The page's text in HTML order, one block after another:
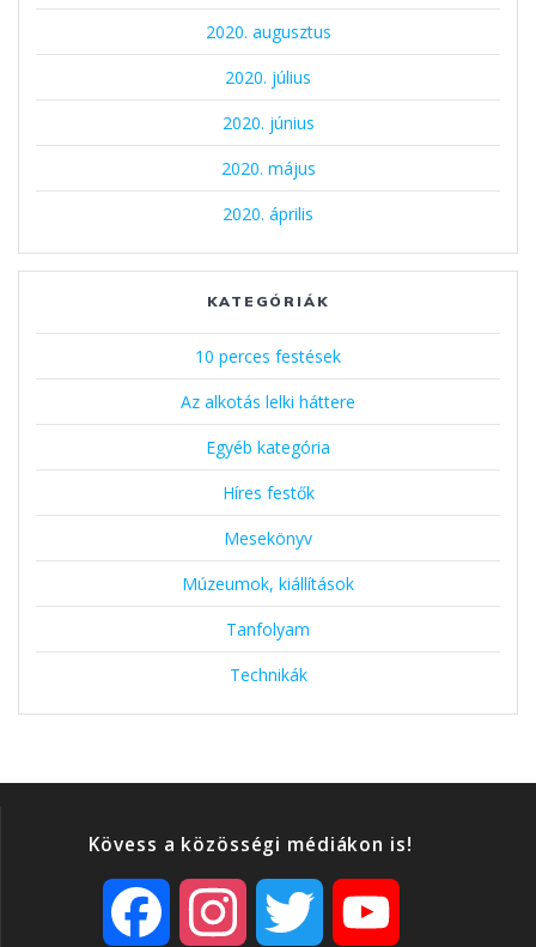
2020. augusztus
2020. július
2020. június
2020. május
2020. április
KATEGÓRIÁK
10 perces festések
Az alkotás lelki háttere
Egyéb kategória
Híres festők
Mesekönyv
Múzeumok, kiállítások
Tanfolyam
Technikák
Kövess a közösségi médiákon is!